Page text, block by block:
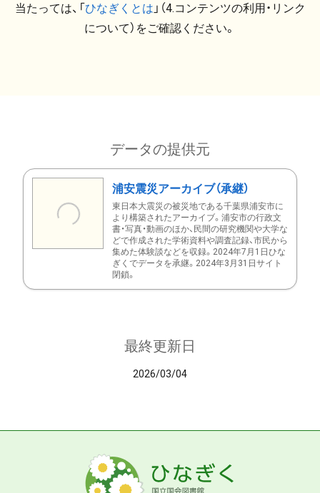
当たっては、「ひなぎくとは 」（4.コンテンツの利用・リンク
について）をご確認ください。
データの提供元
浦安震災アーカイブ（承継）
東日本大震災の被災地である千葉県浦安市に
より構築されたアーカイブ。浦安市の行政文
書・写真・動画のほか、民間の研究機関や大学な
どで作成された学術資料や調査記録、市民から
集めた体験談などを収録。2024年7月1日ひな
ぎくでデータを承継。2024年3月31日サイト
閉鎖。
最終更新日
2026/03/04